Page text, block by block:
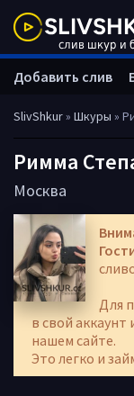
SlivShkur» Шкуры »
Римма
Москва
Для
в свой аккаунт
нашем сайте.
Это легко и
Добавить слив